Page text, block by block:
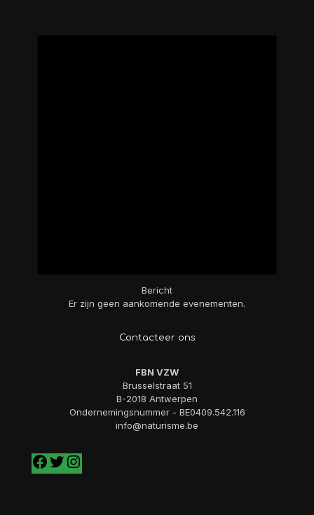
Bericht
Er zijn geen aankomende evenementen.
Contacteer ons
FBN VZW
Brusselstraat 51
B-2018 Antwerpen
Ondernemingsnummer - BE0409.542.116
info@naturisme.be